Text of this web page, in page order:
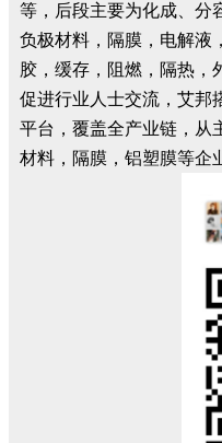
等，后段主要为化成、分
负极材料，隔膜，电解液
胶，缓存，阻燃，隔热，
促进行业人士交流，艾邦
平台，覆盖全产业链，从
材料，隔膜，铝塑膜等企